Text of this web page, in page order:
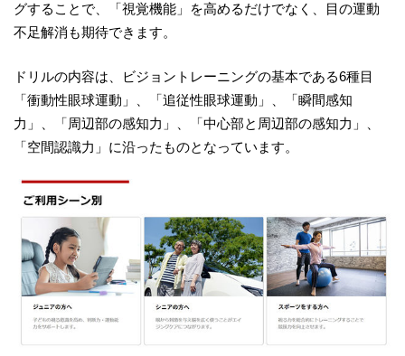
グすることで、「視覚機能」を高めるだけでなく、目の運動
不足解消も期待できます。
ドリルの内容は、ビジョントレーニングの基本である6種目
「衝動性眼球運動」、「追従性眼球運動」、「瞬間感知
力」、「周辺部の感知力」、「中心部と周辺部の感知力」、
「空間認識力」に沿ったものとなっています。